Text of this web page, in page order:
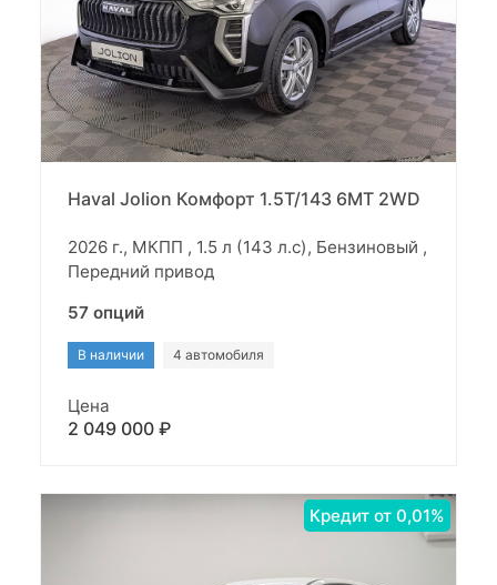
Haval Jolion Комфорт 1.5T/143 6MT 2WD
2026 г., МКПП , 1.5 л (143 л.с), Бензиновый ,
Передний привод
57 опций
В наличии 4 автомобиля
Цена
2 049 000 ₽
Кредит от 0,01%